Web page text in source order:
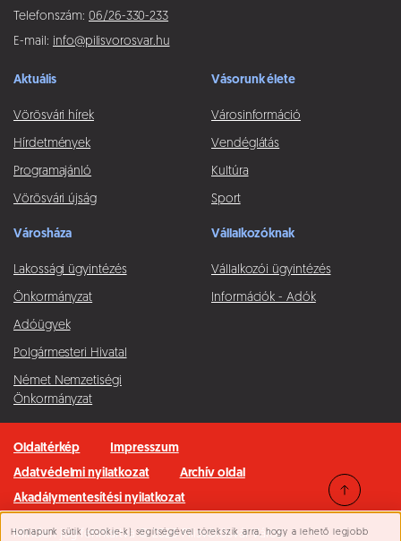
Honlapunk sütik (cookie-k) segítségével törekszik arra, hogy a lehető legjobb
Telefonszám: 06/26-330-233
E-mail: info@pilisvorosvar.hu
Aktuális
Vörösvári hírek
Hírdetmények
Programajánló
Vörösvári újság
Vásorunk élete
Városinformáció
Vendéglátás
Kultúra
Sport
Városháza
Lakossági ügyintézés
Önkormányzat
Adóügyek
Polgármesteri Hivatal
Német Nemzetiségi
Önkormányzat
Vállalkozóknak
Vállalkozói ügyintézés
Információk - Adók
Oldaltérkép
Impresszum
Adatvédelmi nyilatkozat
Archív oldal
Akadálymentesítési nyilatkozat
Minden jog fenntartva © 2026 Pilisvörösvár Város